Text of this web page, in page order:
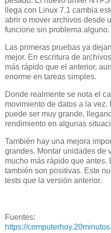
llega con Linux 7.1 cambia
abrir o mover archivos desde
funcione sin problema alguno.
Las primeras pruebas ya
mejor. En escritura de
más rápido que el anterior,
enorme en tareas simples.
Donde realmente se nota el
movimiento de datos a la vez.
puede ser muy grande,
rendimiento en algunas
También hay una mejora
grandes. Montar unidades de
mucho más rápido que antes.
también son positivas. Este
tests que la versión anterior.
Fuentes:
https://